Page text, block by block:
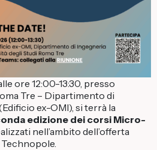
ore 12:00-13:30, presso
Tre – Dipartimento di
ex-OMI), si terrà la
edizione dei corsi Micro-
nell’ambito dell’offerta